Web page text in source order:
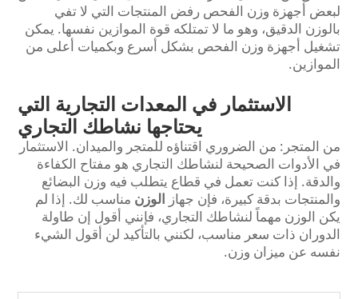
لبعض أجهزة وزن الفحص رفض المنتجات التي لا تفي
بالوزن الدقيق، وهو ما لا تمتلكه قوة الموازين نفسها. يمكن
تشغيل أجهزة وزن الفحص بشكل أسرع وبكميات أعلى من
الموازين.
الاستثمار في المعدات التجارية التي
يحتاجها نشاطك التجاري
من المتجر: من الضروري اقتناؤه للمتجر والميدان. الاستثمار
في الأدوات الصحيحة لنشاطك التجاري هو مفتاح الكفاءة
والدقة. إذا كنت تعمل في قطاع يتطلب فيه وزن البضائع
والمنتجات بدقة كبيرة، فإن جهاز الوزن مناسب لك. إذا لم
يكن الوزن مهماً لنشاطك التجاري، فإنني أقول إن طاولة
الدوران ذات سعر مناسب، لكنني بالتأكيد لن أقول الشيء
نفسه عن ميزان وزن.